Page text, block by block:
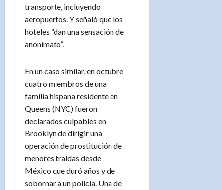
transporte, incluyendo
aeropuertos. Y señaló que los
hoteles “dan una sensación de
anonimato”.
En un caso similar, en octubre
cuatro miembros de una
familia hispana residente en
Queens (NYC) fueron
declarados culpables en
Brooklyn de dirigir una
operación de prostitución de
menores traídas desde
México que duró años y de
sobornar a un policía. Una de